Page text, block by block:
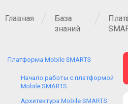
Главная
База
знаний
Платформа Mobile SMARTS
Начало работы с платформой
Mobile SMARTS
Архитектура Mobile SMARTS